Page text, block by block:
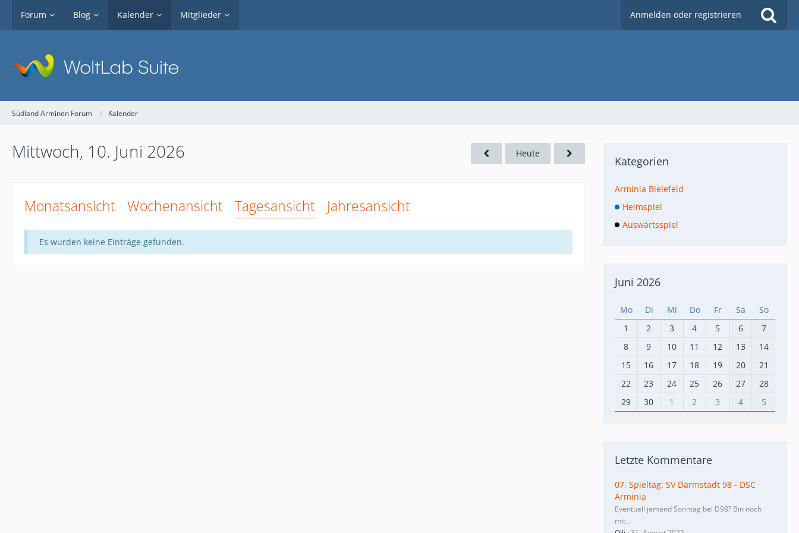
Forum Blog Kalender Mitglieder Anmelden oder registrieren
Südland Arminen Forum Kalender
Mittwoch, 10. Juni 2026 Heute
Monatsansicht Wochenansicht Tagesansicht Jahresansicht
Es wurden keine Einträge gefunden.
Kategorien
Arminia Bielefeld
Heimspiel
Auswärtsspiel
Juni 2026
Mo Di Mi Do Fr Sa
So
1
2 3 4 5 6
7
8
9 10 11 12 13
14
15
16 17 18 19 20
21
22
23 24 25 26 27
28
29
30 1 2 3 4 5
Letzte Kommentare
07. Spieltag: SV Darmstadt 98 - DSC
Arminia
Eventuell jemand Sonntag bei D98? Bin noch
mit…